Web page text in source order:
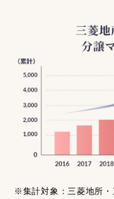
※集計対象：三菱地所・